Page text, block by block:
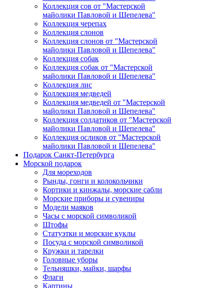
Коллекция сов от "Мастерской
майолики Павловой и Шепелева"
Коллекция черепах
Коллекция слонов
Коллекция слонов от "Мастерской
майолики Павловой и Шепелева"
Коллекция собак
Коллекция собак от "Мастерской
майолики Павловой и Шепелева"
Коллекция лис
Коллекция медведей
Коллекция медведей от "Мастерской
майолики Павловой и Шепелева"
Коллекция солдатиков от "Мастерской
майолики Павловой и Шепелева"
Коллекция осликов от "Мастерской
майолики Павловой и Шепелева"
Подарок Санкт-Петербурга
Морской подарок
Для мореходов
Рынды, гонги и колокольчики
Кортики и кинжалы, морские сабли
Морские приборы и сувениры
Модели маяков
Часы с морской символикой
Штофы
Статуэтки и морские куклы
Посуда с морской символикой
Кружки и тарелки
Головные уборы
Тельняшки, майки, шарфы
Флаги
Картины